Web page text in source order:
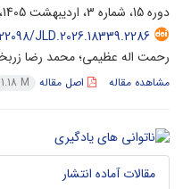
دوره 15، شماره 3، اردیبهشت 1405، صفحه
JLD.2026.18339.2286
رحمت اله عظیمی؛ محمد رضا
مشاهده مقاله اصل مقاله 1.18 M
مقالات آماده انتشار